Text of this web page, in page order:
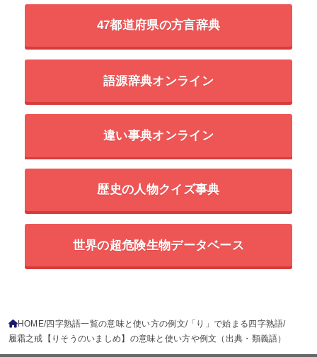
47都道府県の方言辞典
語源辞典オンライン
違い事典オンライン
歴史の人物クイズ事典
世界の超危険生物データベース
HOME 四字熟語一覧の意味と使い方の例文 「り」で始まる四字熟語
履霜之戒【りそうのいましめ】の意味と使い方や例文（出典・類義語）